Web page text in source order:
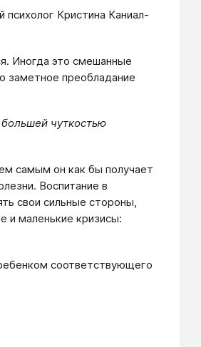
Кристина Каниал-
Иногда это смешанные
заметное преобладание
чуткостью
самым он как бы получает
Воспитание в
свои сильные стороны,
и маленькие кризисы:
соответствующего